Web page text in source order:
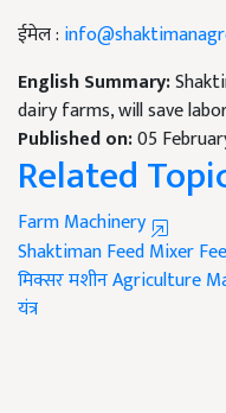
ईमेल :
English Summary:
dairy farms, will save
Published on:05
Related
Farm Machinery
Shaktiman Feed Mixer
मिक्सर मशीनAgriculture
यंत्र